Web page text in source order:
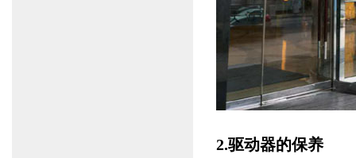
2.驱动器的保养